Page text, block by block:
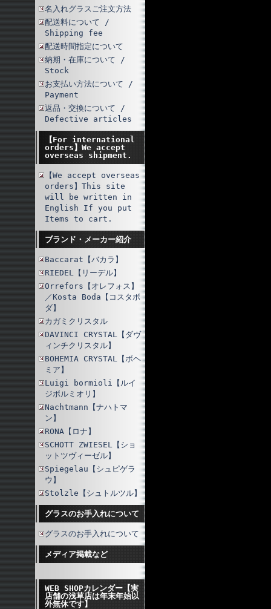
名入れグラスご注文方法
配送料について /
Shipping fee
配送時間指定について
納期・在庫について /
Stock
お支払い方法について /
Payment
返品・交換について /
Defective articles
【For international
orders】We accept
overseas shipment.
【We accept overseas
orders】This site
will be written in
English If you put
Items to cart.
ブランド・メーカー紹介
Baccarat【バカラ】
RIEDEL【リーデル】
Orrefors【オレフォス】
／Kosta Boda【コスタボ
ダ】
カガミクリスタル
DAVINCI CRYSTAL【ダヴ
ィンチクリスタル】
BOHEMIA CRYSTAL【ボヘ
ミア】
Luigi bormioli【ルイ
ジボルミオリ】
Nachtmann【ナハトマ
ン】
RONA【ロナ】
SCHOTT ZWIESEL【ショ
ットツヴィーゼル】
Spiegelau【シュピゲラ
ウ】
Stolzle【シュトルツル】
グラスのお手入れについて
グラスのお手入れについて
メディア掲載など
WEB SHOPカレンダー【実
店舗の浅草店は年末年始以
外無休です】